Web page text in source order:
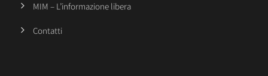
MIM – L’informazione libera
Contatti